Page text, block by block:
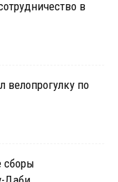
в
велопрогулку по
сборы